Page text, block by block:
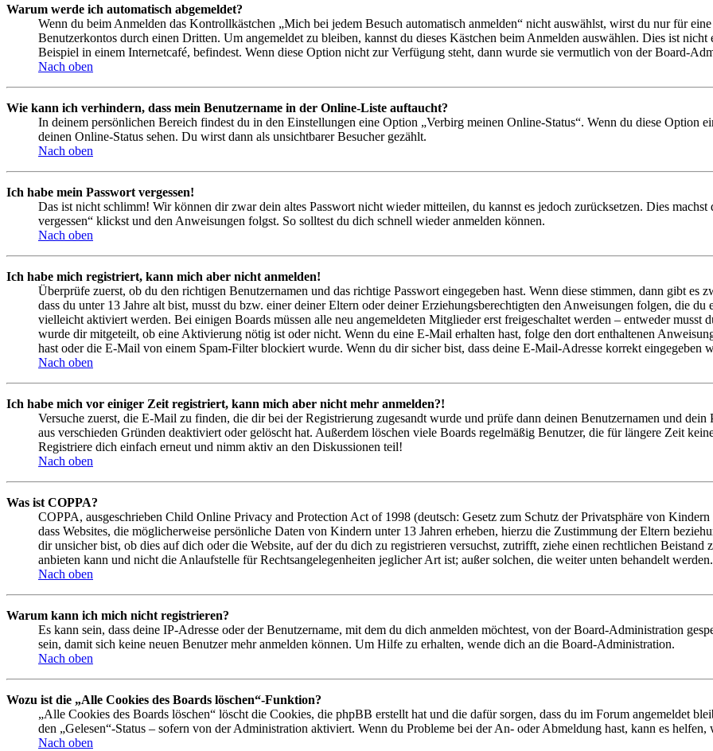
Warum werde ich automatisch abgemeldet?
Wenn du beim Anmelden das Kontrollkästchen „Mich bei jedem Besuch automatisch anmelden“ nicht auswählst, wirst du nur für
Benutzerkontos durch einen Dritten. Um angemeldet zu bleiben, kannst du dieses Kästchen beim Anmelden auswählen. Dies ist
Beispiel in einem Internetcafé, befindest. Wenn diese Option nicht zur Verfügung steht, dann wurde sie vermutlich von der Board-
Nach oben
Wie kann ich verhindern, dass mein Benutzername in der Online-Liste auftaucht?
In deinem persönlichen Bereich findest du in den Einstellungen eine Option „Verbirg meinen Online-Status“. Wenn du diese Option
deinen Online-Status sehen. Du wirst dann als unsichtbarer Besucher gezählt.
Nach oben
Ich habe mein Passwort vergessen!
Das ist nicht schlimm! Wir können dir zwar dein altes Passwort nicht wieder mitteilen, du kannst es jedoch zurücksetzen. Dies
vergessen“ klickst und den Anweisungen folgst. So solltest du dich schnell wieder anmelden können.
Nach oben
Ich habe mich registriert, kann mich aber nicht anmelden!
Überprüfe zuerst, ob du den richtigen Benutzernamen und das richtige Passwort eingegeben hast. Wenn diese stimmen, dann gibt es
dass du unter 13 Jahre alt bist, musst du bzw. einer deiner Eltern oder deiner Erziehungsberechtigten den Anweisungen folgen, die
vielleicht aktiviert werden. Bei einigen Boards müssen alle neu angemeldeten Mitglieder erst freigeschaltet werden – entweder musst
wurde dir mitgeteilt, ob eine Aktivierung nötig ist oder nicht. Wenn du eine E-Mail erhalten hast, folge den dort enthaltenen
hast oder die E-Mail von einem Spam-Filter blockiert wurde. Wenn du dir sicher bist, dass deine E-Mail-Adresse korrekt eingegeben
Nach oben
Ich habe mich vor einiger Zeit registriert, kann mich aber nicht mehr anmelden?!
Versuche zuerst, die E-Mail zu finden, die dir bei der Registrierung zugesandt wurde und prüfe dann deinen Benutzernamen und
aus verschieden Gründen deaktiviert oder gelöscht hat. Außerdem löschen viele Boards regelmäßig Benutzer, die für längere Zeit
Registriere dich einfach erneut und nimm aktiv an den Diskussionen teil!
Nach oben
Was ist COPPA?
COPPA, ausgeschrieben Child Online Privacy and Protection Act of 1998 (deutsch: Gesetz zum Schutz der Privatsphäre von
dass Websites, die möglicherweise persönliche Daten von Kindern unter 13 Jahren erheben, hierzu die Zustimmung der Eltern
dir unsicher bist, ob dies auf dich oder die Website, auf der du dich zu registrieren versuchst, zutrifft, ziehe einen rechtlichen Beistand
anbieten kann und nicht die Anlaufstelle für Rechtsangelegenheiten jeglicher Art ist; außer solchen, die weiter unten behandelt werden.
Nach oben
Warum kann ich mich nicht registrieren?
Es kann sein, dass deine IP-Adresse oder der Benutzername, mit dem du dich anmelden möchtest, von der Board-Administration
sein, damit sich keine neuen Benutzer mehr anmelden können. Um Hilfe zu erhalten, wende dich an die Board-Administration.
Nach oben
Wozu ist die „Alle Cookies des Boards löschen“-Funktion?
„Alle Cookies des Boards löschen“ löscht die Cookies, die phpBB erstellt hat und die dafür sorgen, dass du im Forum angemeldet
den „Gelesen“-Status – sofern von der Administration aktiviert. Wenn du Probleme bei der An- oder Abmeldung hast, kann es
Nach oben